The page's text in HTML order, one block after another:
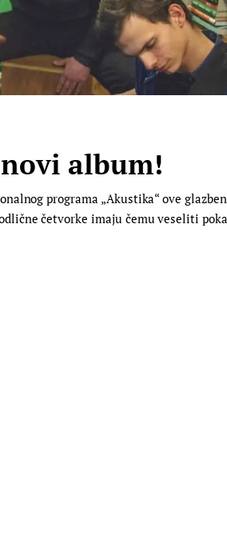
album!
programa „Akustika“ ove
četvorke imaju čemu veseliti